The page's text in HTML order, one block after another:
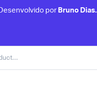
por Bruno Dias.